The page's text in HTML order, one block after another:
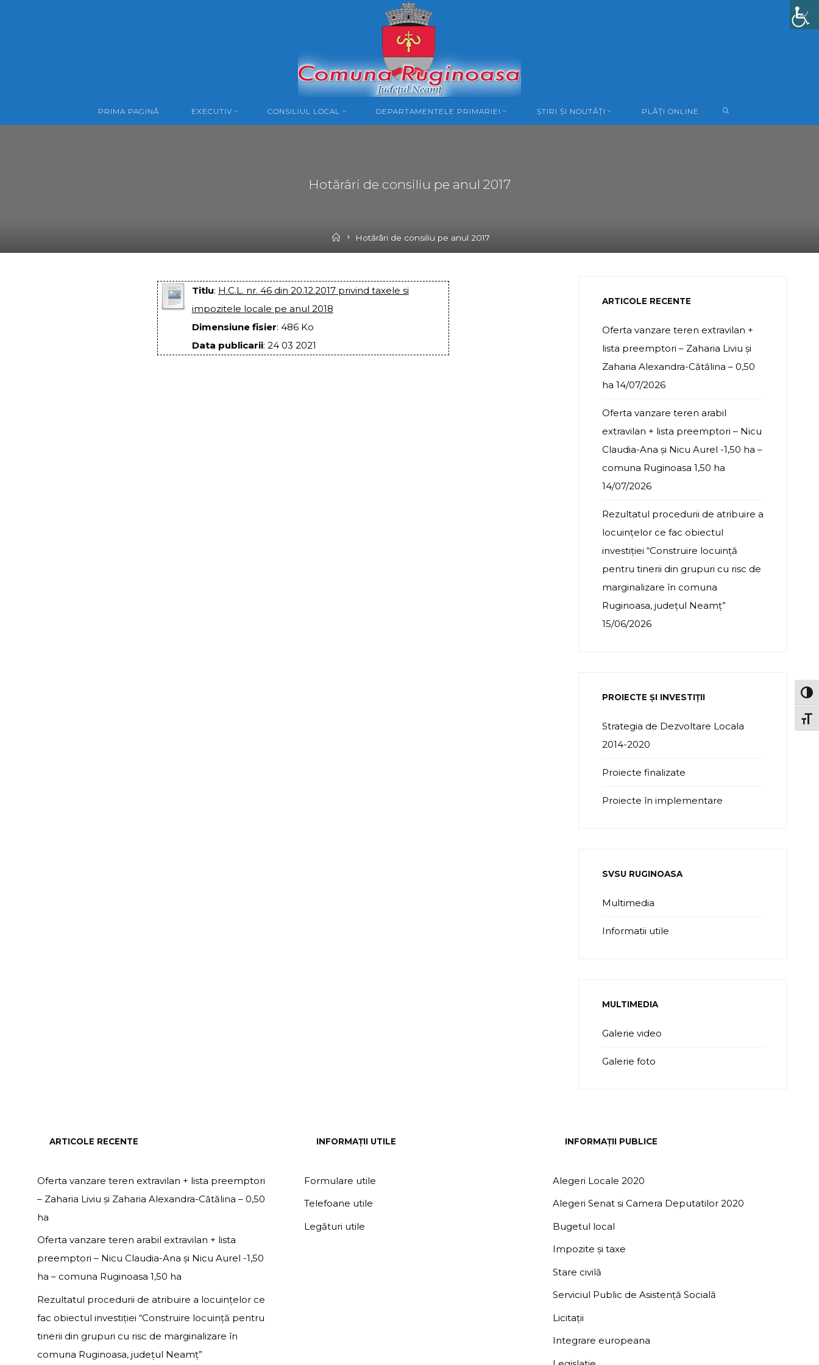
PRIMA PAGINĂ EXECUTIV CONSILIUL LOCAL DEPARTAMENTELE PRIMARIEI ȘTIRI ȘI NOUTĂȚI PLĂȚI ONLINE
Hotărâri de consiliu pe anul 2017
HomeHotărâri de consiliu pe anul 2017
Titlu: H.C.L. nr. 46 din 20.12.2017 privind taxele si
impozitele locale pe anul 2018
Dimensiune fisier: 486 Ko
Data publicarii: 24 03 2021
ARTICOLE RECENTE
Oferta vanzare teren extravilan +
lista preemptori – Zaharia Liviu și
Zaharia Alexandra-Cătălina – 0,50
ha 14/07/2026
Oferta vanzare teren arabil
extravilan + lista preemptori – Nicu
Claudia-Ana și Nicu Aurel -1,50 ha –
comuna Ruginoasa 1,50 ha
14/07/2026
Rezultatul procedurii de atribuire a
locuințelor ce fac obiectul
investiției “Construire locuință
pentru tinerii din grupuri cu risc de
marginalizare în comuna
Ruginoasa, județul Neamț”
15/06/2026
PROIECTE ȘI INVESTIȚII
Strategia de Dezvoltare Locala
2014-2020
Proiecte finalizate
Proiecte în implementare
SVSU RUGINOASA
Multimedia
Informatii utile
MULTIMEDIA
Galerie video
Galerie foto
ARTICOLE RECENTE
Oferta vanzare teren extravilan + lista preemptori
– Zaharia Liviu și Zaharia Alexandra-Cătălina – 0,50
ha
Oferta vanzare teren arabil extravilan + lista
preemptori – Nicu Claudia-Ana și Nicu Aurel -1,50
ha – comuna Ruginoasa 1,50 ha
Rezultatul procedurii de atribuire a locuințelor ce
fac obiectul investiției “Construire locuință pentru
tinerii din grupuri cu risc de marginalizare în
comuna Ruginoasa, județul Neamț”
INFORMAȚII UTILE
Formulare utile
Telefoane utile
Legături utile
INFORMAȚII PUBLICE
Alegeri Locale 2020
Alegeri Senat si Camera Deputatilor 2020
Bugetul local
Impozite și taxe
Stare civilă
Serviciul Public de Asistență Socială
Licitații
Integrare europeana